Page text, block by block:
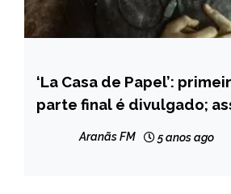
ENTRETENIMENTO
‘La Casa de Papel’:
parte final é divulgado;
Aranãs FM 5 anos ago